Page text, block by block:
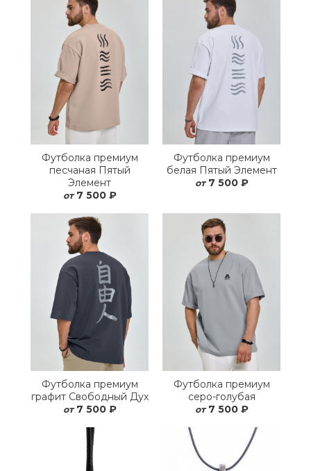
Футболка премиум
песчаная Пятый
Элемент
от 7 500 ₽
Футболка премиум
белая Пятый Элемент
от 7 500 ₽
Футболка премиум
графит Свободный Дух
от 7 500 ₽
Футболка премиум
серо-голубая
от 7 500 ₽